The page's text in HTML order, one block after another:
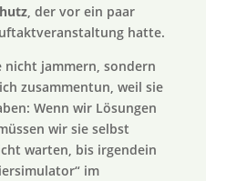
, der vor ein paar
hatte.
nicht jammern, sondern
zusammentun, weil sie
Wenn wir Lösungen
wir sie selbst
warten, bis irgendein
im